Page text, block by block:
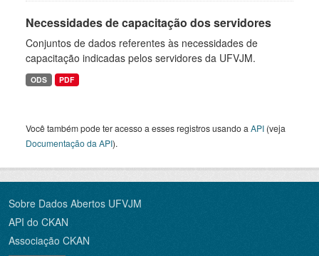
Necessidades de capacitação dos servidores
Conjuntos de dados referentes às necessidades de
capacitação indicadas pelos servidores da UFVJM.
ODS PDF
Você também pode ter acesso a esses registros usando a API (veja
Documentação da API).
Sobre Dados Abertos UFVJM
API do CKAN
Associação CKAN